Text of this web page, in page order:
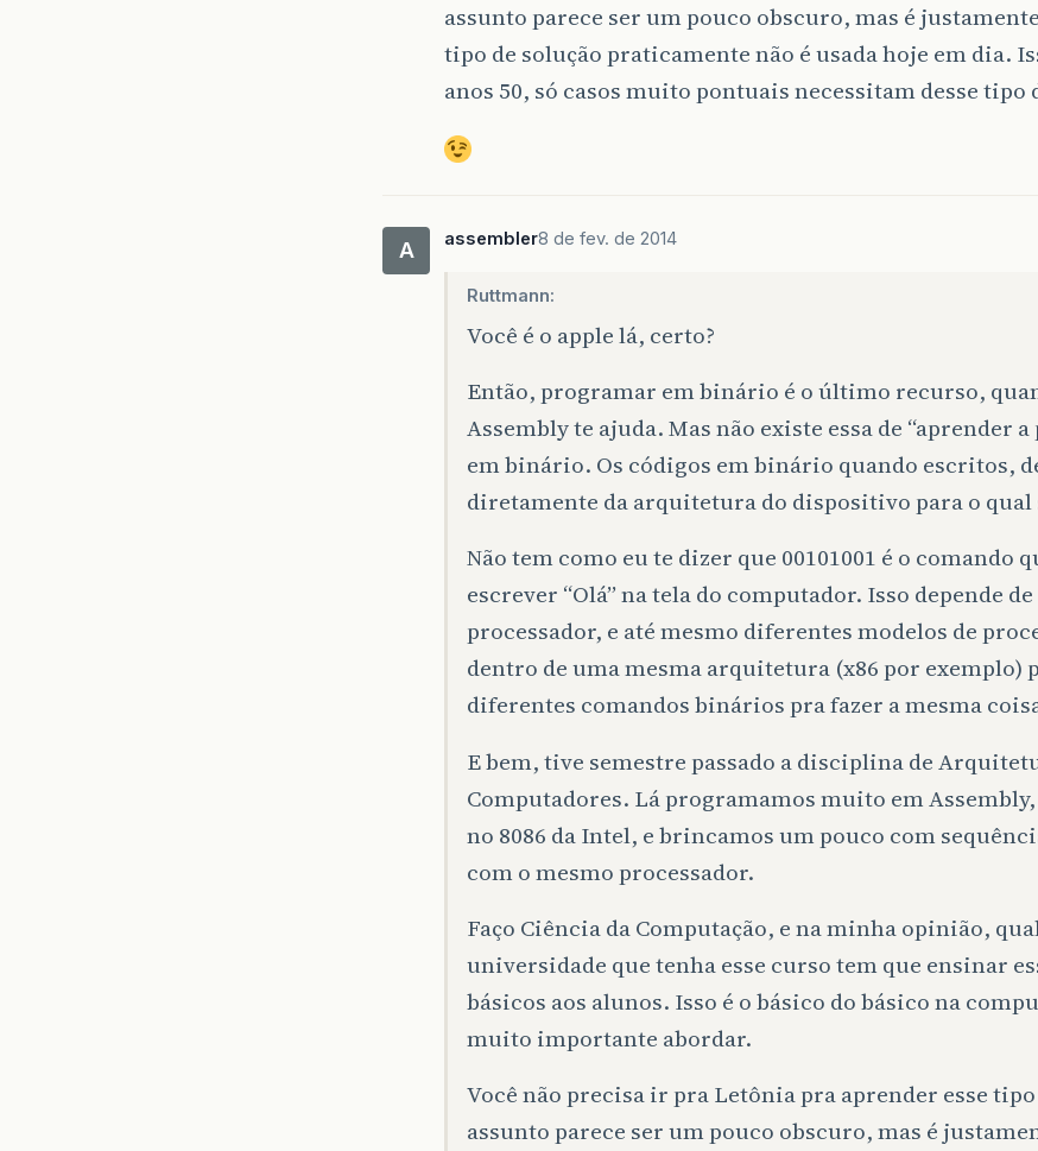
assunto parece ser um pouco obscuro, mas é
tipo de solução praticamente não é usada hoje em dia.
anos 50, só casos muito pontuais necessitam desse tipo
A assembler8 de fev. de 2014
Ruttmann:
Você é o apple lá, certo?
Então, programar em binário é o último recurso,
Assembly te ajuda. Mas não existe essa de “aprender
em binário. Os códigos em binário quando escritos,
diretamente da arquitetura do dispositivo para o
Não tem como eu te dizer que 00101001 é o comando
escrever “Olá” na tela do computador. Isso depende de
processador, e até mesmo diferentes modelos de
dentro de uma mesma arquitetura (x86 por exemplo)
diferentes comandos binários pra fazer a mesma
E bem, tive semestre passado a disciplina de
Computadores. Lá programamos muito em Assembly,
no 8086 da Intel, e brincamos um pouco com
com o mesmo processador.
Faço Ciência da Computação, e na minha opinião,
universidade que tenha esse curso tem que ensinar
básicos aos alunos. Isso é o básico do básico na
muito importante abordar.
Você não precisa ir pra Letônia pra aprender esse tipo
assunto parece ser um pouco obscuro, mas é